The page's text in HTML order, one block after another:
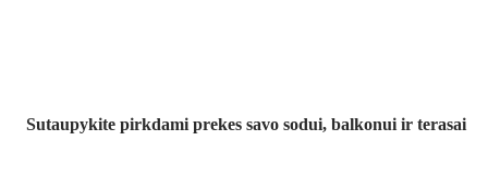
Sutaupykite pirkdami prekes savo sodui, balkonui ir terasai